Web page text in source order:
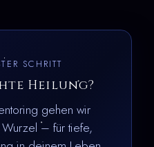
SCHRITT
Heilung?
gehen wir
– für tiefe,